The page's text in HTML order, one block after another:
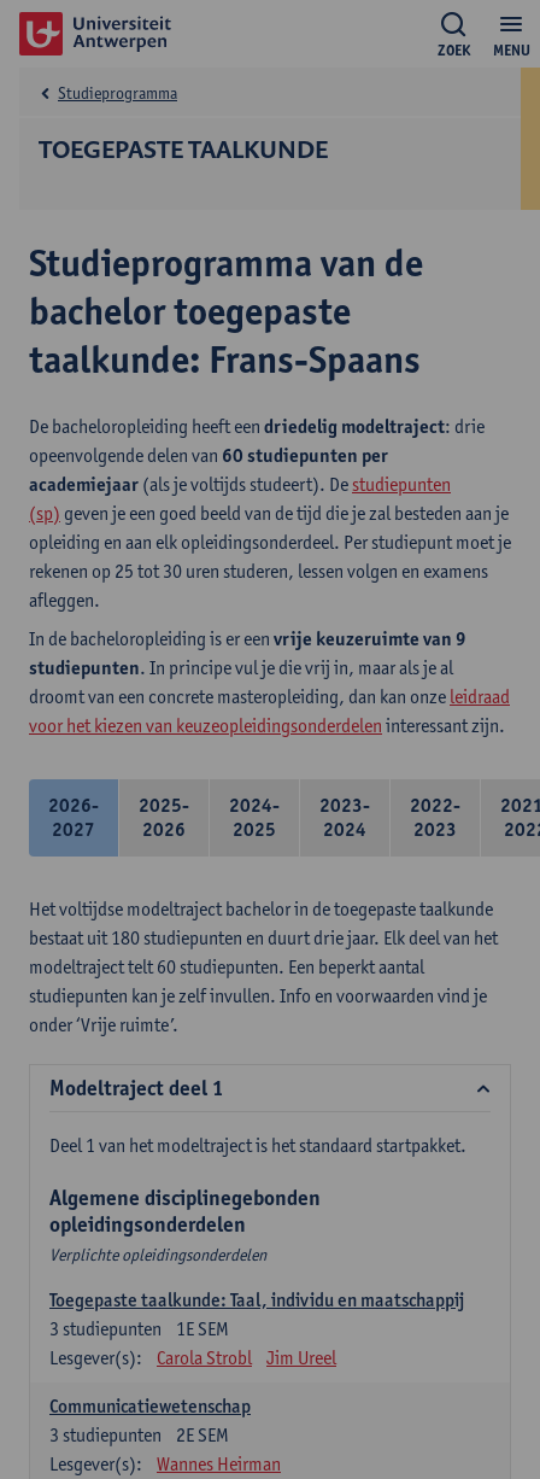
MENU
ZOEK
TOEGEPASTE TAALKUNDE
Studieprogramma
Studieprogramma van de
bachelor toegepaste
taalkunde: Frans-Spaans
De bacheloropleiding heeft een driedelig modeltraject: drie
opeenvolgende delen van 60 studiepunten per
academiejaar (als je voltijds studeert). De studiepunten
(sp) geven je een goed beeld van de tijd die je zal besteden aan je
opleiding en aan elk opleidingsonderdeel. Per studiepunt moet je
rekenen op 25 tot 30 uren studeren, lessen volgen en examens
afleggen.
In de bacheloropleiding is er een vrije keuzeruimte van 9
studiepunten. In principe vul je die vrij in, maar als je al
droomt van een concrete masteropleiding, dan kan onze leidraad
voor het kiezen van keuzeopleidingsonderdelen interessant zijn.
2026-
2027
2025-
2026
2024-
2025
2023-
2024
2022-
2023
Het voltijdse modeltraject bachelor in de toegepaste taalkunde
bestaat uit 180 studiepunten en duurt drie jaar. Elk deel van het
modeltraject telt 60 studiepunten. Een beperkt aantal
studiepunten kan je zelf invullen. Info en voorwaarden vind je
onder ‘Vrije ruimte’.
Modeltraject deel 1
Deel 1 van het modeltraject is het standaard startpakket.
Algemene disciplinegebonden
opleidingsonderdelen
Verplichte opleidingsonderdelen
Toegepaste taalkunde: Taal, individu en maatschappij
1E SEM
3 studiepunten
Lesgever(s):
Carola Strobl Jim Ureel
Communicatiewetenschap
2E SEM
3 studiepunten
Lesgever(s):
Wannes Heirman